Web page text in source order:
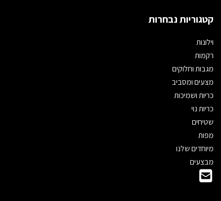
קטגוריות נבחרות
וילונות
רקמות
מגבות וחלוקים
מצעים ומסביב
כריות ושמיכות
כריות נוי
שטיחים
מפות
מיוחדים שלנו
מבצעים